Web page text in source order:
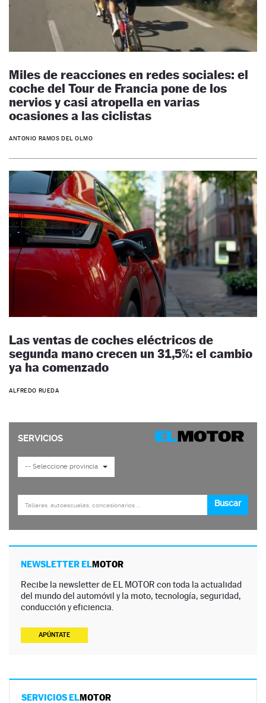
Miles de reacciones en redes sociales: el
coche del Tour de Francia pone de los
nervios y casi atropella en varias
ocasiones a las ciclistas
ANTONIO RAMOS DEL OLMO
Las ventas de coches eléctricos de
segunda mano crecen un 31,5%: el cambio
ya ha comenzado
ALFREDO RUEDA
NEWSLETTER ELMOTOR
Recibe la newsletter de EL MOTOR con toda la actualidad
del mundo del automóvil y la moto, tecnología, seguridad,
conducción y eficiencia.
APÚNTATE
SERVICIOS ELMOTOR